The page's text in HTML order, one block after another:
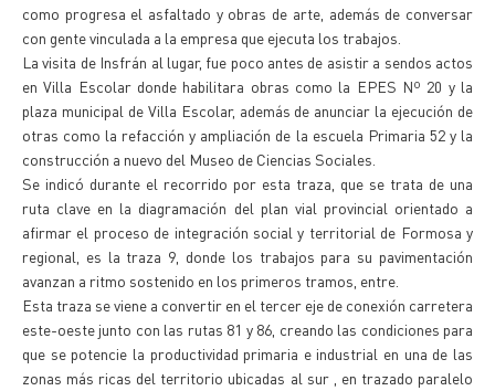
como progresa el asfaltado y obras de arte, además de conversar
con gente vinculada a la empresa que ejecuta los trabajos.
La visita de Insfrán al lugar, fue poco antes de asistir a sendos actos
en Villa Escolar donde habilitara obras como la EPES Nº 20 y la
plaza municipal de Villa Escolar, además de anunciar la ejecución de
otras como la refacción y ampliación de la escuela Primaria 52 y la
construcción a nuevo del Museo de Ciencias Sociales.
Se indicó durante el recorrido por esta traza, que se trata de una
ruta clave en la diagramación del plan vial provincial orientado a
afirmar el proceso de integración social y territorial de Formosa y
regional, es la traza 9, donde los trabajos para su pavimentación
avanzan a ritmo sostenido en los primeros tramos, entre.
Esta traza se viene a convertir en el tercer eje de conexión carretera
este-oeste junto con las rutas 81 y 86, creando las condiciones para
que se potencie la productividad primaria e industrial en una de las
zonas más ricas del territorio ubicadas al sur , en trazado paralelo